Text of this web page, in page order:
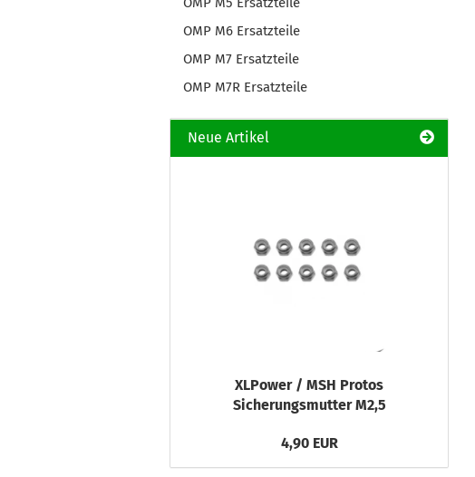
OMP M6 Ersatzteile
OMP M7 Ersatzteile
OMP M7R Ersatzteile
Neue Artikel
XLPower / MSH Protos
Sicherungsmutter M2,5
4,90 EUR